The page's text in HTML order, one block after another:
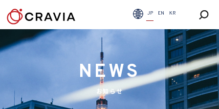
JP EN KR
NEWS
お知らせ